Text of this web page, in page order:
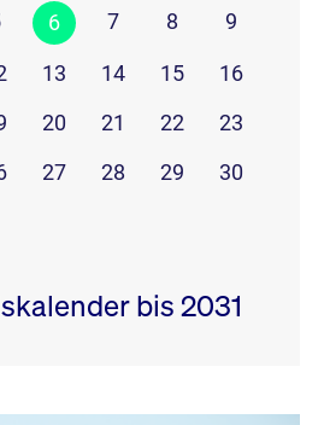
6 7 8 9
13 14 15
16
20 21 22
23
27 28 29
30
bis 2031